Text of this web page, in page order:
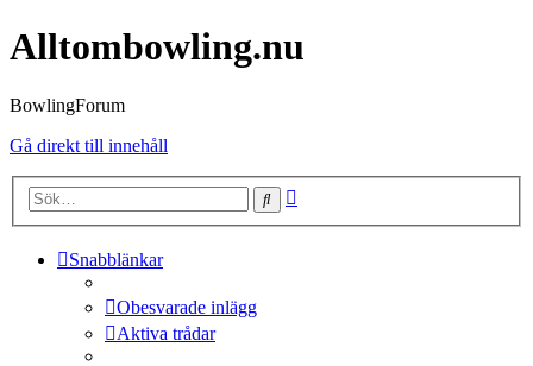
Alltombowling.nu
BowlingForum
Gå direkt till innehåll
Sök
Snabblänkar
Obesvarade inlägg
Aktiva trådar